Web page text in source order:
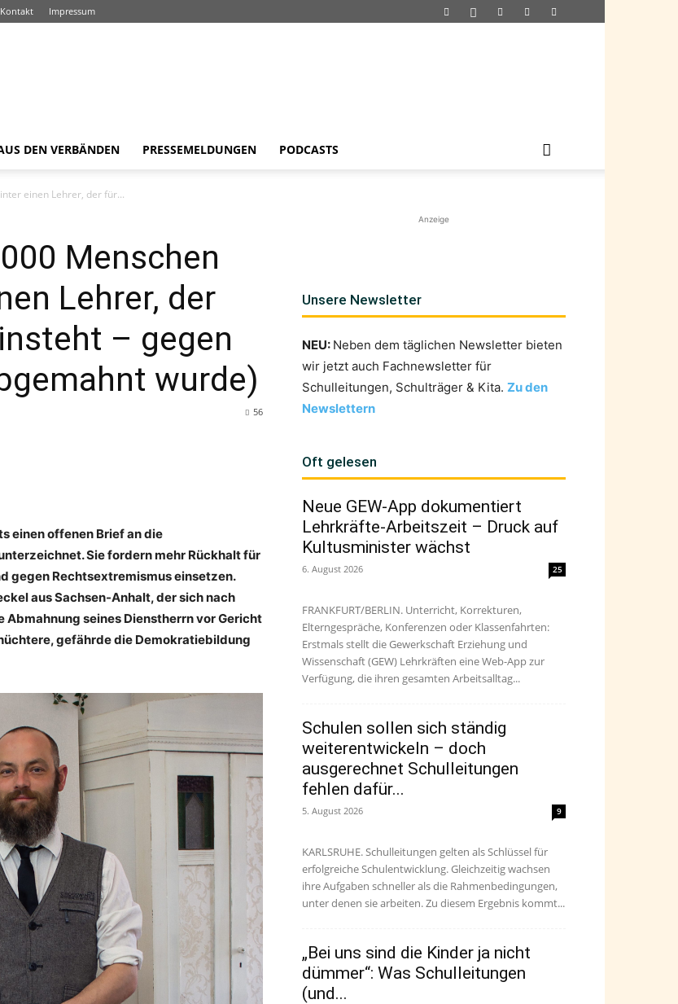
Kontakt Impressum
DEN VERBÄNDEN PRESSEMELDUNGEN PODCASTS
einen Lehrer, der für...
Menschen
Lehrer, der
– gegen
wurde)
56
einen offenen Brief an die
Sie fordern mehr Rückhalt für
gegen Rechtsextremismus einsetzen.
aus Sachsen-Anhalt, der sich nach
seines Dienstherrn vor Gericht
gefährde die Demokratiebildung
Anzeige
Unsere Newsletter
NEU: Neben dem täglichen Newsletter bieten
wir jetzt auch Fachnewsletter für
Schulleitungen, Schulträger & Kita. Zu den
Newslettern
Oft gelesen
Neue GEW-App dokumentiert
Lehrkräfte-Arbeitszeit – Druck auf
Kultusminister wächst
6. August 2026 25
FRANKFURT/BERLIN. Unterricht, Korrekturen,
Elterngespräche, Konferenzen oder Klassenfahrten:
Erstmals stellt die Gewerkschaft Erziehung und
Wissenschaft (GEW) Lehrkräften eine Web-App zur
Verfügung, die ihren gesamten Arbeitsalltag...
Schulen sollen sich ständig
weiterentwickeln – doch
ausgerechnet Schulleitungen
fehlen dafür...
5. August 2026 9
KARLSRUHE. Schulleitungen gelten als Schlüssel für
erfolgreiche Schulentwicklung. Gleichzeitig wachsen
ihre Aufgaben schneller als die Rahmenbedingungen,
unter denen sie arbeiten. Zu diesem Ergebnis kommt...
„Bei uns sind die Kinder ja nicht
dümmer“: Was Schulleitungen
(und...